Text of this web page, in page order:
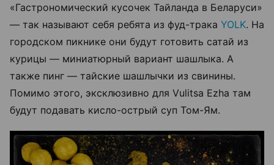
«Гастрономический кусочек Тайланда в Беларуси»
— так называют себя ребята из фуд-трака YOLK. На
городском пикнике они будут готовить сатай из
курицы — миниатюрный вариант шашлыка. А
также пинг — тайские шашлычки из свинины.
Помимо этого, эксклюзивно для Vulitsa Ezha там
будут подавать кисло-острый суп Том-Ям.